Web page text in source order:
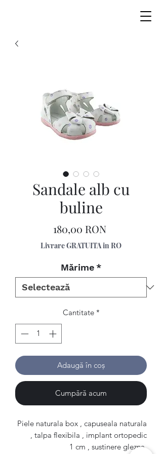
Sandale alb cu
buline
180,00 RONPreț
Livrare GRATUITA in RO
Mărime *
Cantitate *
Adaugă în coș
Cumpără acum
Piele naturala box , capuseala naturala
, talpa flexibila , implant ortopedic
1 cm , sustinere glezna.